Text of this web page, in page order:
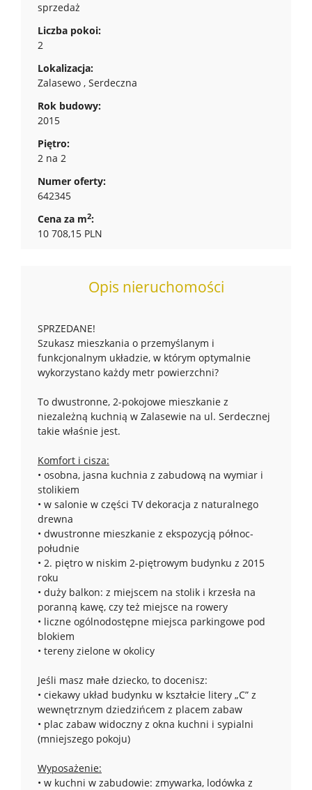
sprzedaż
Liczba pokoi:
2
Lokalizacja:
Zalasewo , Serdeczna
Rok budowy:
2015
Piętro:
2 na 2
Numer oferty:
642345
Cena za m2:
10 708,15 PLN
Opis nieruchomości
SPRZEDANE!
Szukasz mieszkania o przemyślanym i
funkcjonalnym układzie, w którym optymalnie
wykorzystano każdy metr powierzchni?
To dwustronne, 2-pokojowe mieszkanie z
niezależną kuchnią w Zalasewie na ul. Serdecznej
takie właśnie jest.
Komfort i cisza:
• osobna, jasna kuchnia z zabudową na wymiar i
stolikiem
• w salonie w części TV dekoracja z naturalnego
drewna
• dwustronne mieszkanie z ekspozycją północ-
południe
• 2. piętro w niskim 2-piętrowym budynku z 2015
roku
• duży balkon: z miejscem na stolik i krzesła na
poranną kawę, czy też miejsce na rowery
• liczne ogólnodostępne miejsca parkingowe pod
blokiem
• tereny zielone w okolicy
Jeśli masz małe dziecko, to docenisz:
• ciekawy układ budynku w kształcie litery „C” z
wewnętrznym dziedzińcem z placem zabaw
• plac zabaw widoczny z okna kuchni i sypialni
(mniejszego pokoju)
Wyposażenie:
• w kuchni w zabudowie: zmywarka, lodówka z